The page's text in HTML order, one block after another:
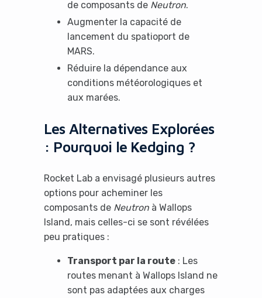
de composants de Neutron.
Augmenter la capacité de
lancement du spatioport de
MARS.
Réduire la dépendance aux
conditions météorologiques et
aux marées.
Les Alternatives Explorées
: Pourquoi le Kedging ?
Rocket Lab a envisagé plusieurs autres
options pour acheminer les
composants de Neutronà Wallops
Island, mais celles-ci se sont révélées
peu pratiques :
Transport par la route: Les
routes menant à Wallops Island ne
sont pas adaptées aux charges